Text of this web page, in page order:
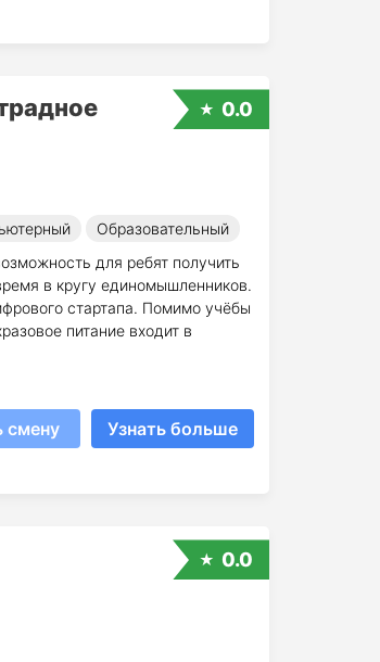
Образовательный
для ребят получить
в кругу единомышленников.
стартапа. Помимо учёбы
питание входит в
смену Узнать больше
0.0
0.0